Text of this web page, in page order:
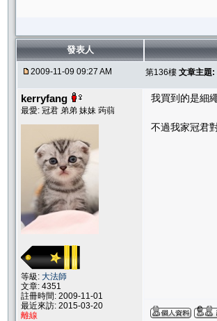
發表人
2009-11-09 09:27 AM 第136樓 文章主題:
kerryfang
最愛: 冠君 弟弟 妹妹 蒟蒻
等級: 大法師
文章: 4351
註冊時間: 2009-11-01
最近來訪: 2015-03-20
離線
我買到的是細
不過我家冠君